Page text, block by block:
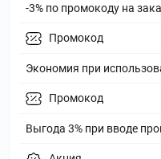
-3% по промокоду на
Промокод
Экономия при
Промокод
Выгода 3% при вводе